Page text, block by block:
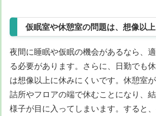
仮眠室や休憩室の問題は、想像以
夜間に睡眠や仮眠の機会があるなら、
る必要があります。さらに、日勤でも
は想像以上に休みにくいです。休憩室
詰所やフロアの端で休むことになり、
様子が目に入ってしまいます。すると